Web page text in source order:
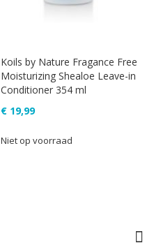
Koils by Nature Fragance Free
Moisturizing Shealoe Leave-in
Conditioner 354 ml
€ 19,99
Niet op voorraad